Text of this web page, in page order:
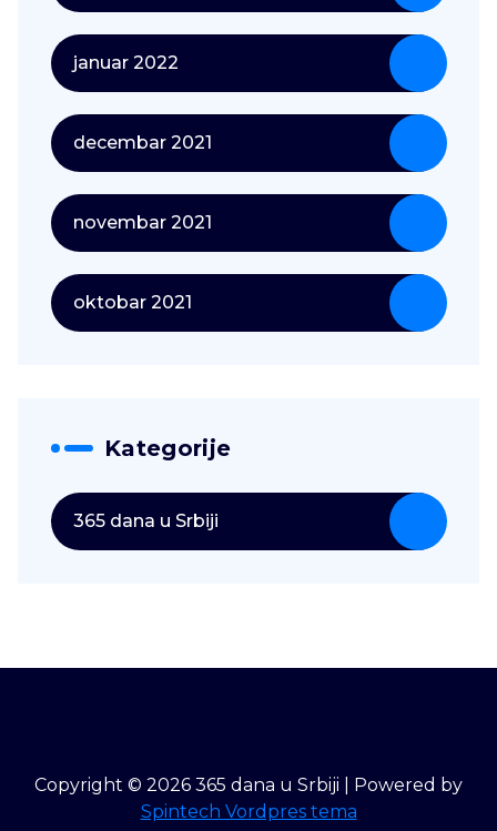
januar 2022
decembar 2021
novembar 2021
oktobar 2021
Kategorije
365 dana u Srbiji
Copyright © 2026 365 dana u Srbiji | Powered by
Spintech Vordpres tema